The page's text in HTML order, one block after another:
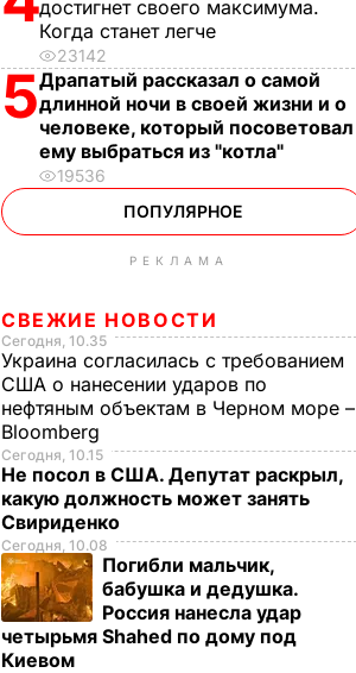
достигнет своего максимума.
Когда станет легче
23142
5Драпатый рассказал о самой
длинной ночи в своей жизни и о
человеке, который посоветовал
ему выбраться из "котла"
19536
ПОПУЛЯРНОЕ
РЕКЛАМА
СВЕЖИЕ НОВОСТИ
Сегодня, 10.35
Украина согласилась с требованием
США о нанесении ударов по
нефтяным объектам в Черном море –
Bloomberg
Сегодня, 10.15
Не посол в США. Депутат раскрыл,
какую должность может занять
Свириденко
Сегодня, 10.08
Погибли мальчик,
бабушка и дедушка.
Россия нанесла удар
четырьмя Shahed по дому под
Киевом